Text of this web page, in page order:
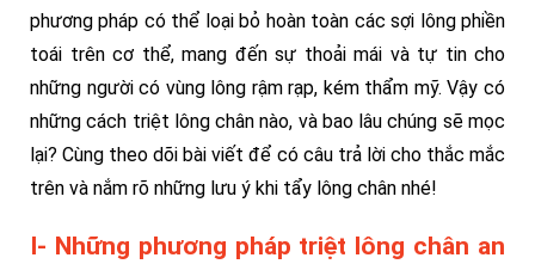
phương pháp có thể loại bỏ hoàn toàn các sợi lông phiền
toái trên cơ thể, mang đến sự thoải mái và tự tin cho
những người có vùng lông rậm rạp, kém thẩm mỹ. Vậy có
những cách triệt lông chân nào, và bao lâu chúng sẽ mọc
lại? Cùng theo dõi bài viết để có câu trả lời cho thắc mắc
trên và nắm rõ những lưu ý khi tẩy lông chân nhé!
I- Những phương pháp triệt lông chân an